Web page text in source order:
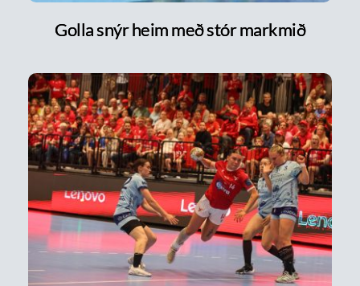
Golla snýr heim með stór markmið